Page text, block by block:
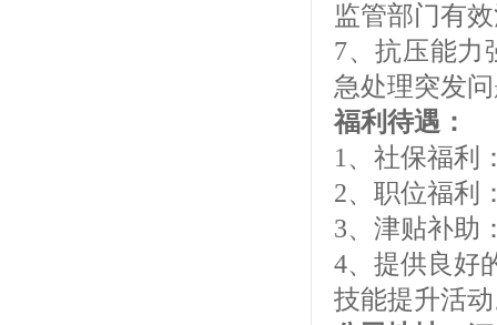
监管部门有
7、抗压能力
急处理突发
福利待遇：
1、社保福利
2、职位福利
3、津贴补助
4、提供良好
技能提升活